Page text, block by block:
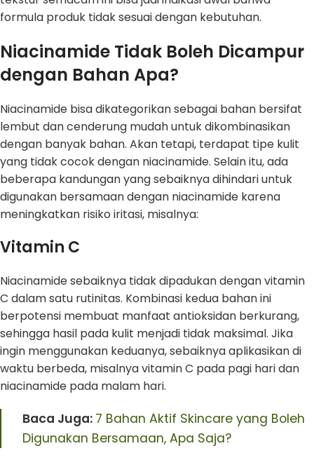
formula produk tidak sesuai dengan kebutuhan.
Niacinamide Tidak Boleh Dicampur
dengan Bahan Apa?
Niacinamide bisa dikategorikan sebagai bahan bersifat
lembut dan cenderung mudah untuk dikombinasikan
dengan banyak bahan. Akan tetapi, terdapat tipe kulit
yang tidak cocok dengan niacinamide. Selain itu, ada
beberapa kandungan yang sebaiknya dihindari untuk
digunakan bersamaan dengan niacinamide karena
meningkatkan risiko iritasi, misalnya:
Vitamin C
Niacinamide sebaiknya tidak dipadukan dengan vitamin
C dalam satu rutinitas. Kombinasi kedua bahan ini
berpotensi membuat manfaat antioksidan berkurang,
sehingga hasil pada kulit menjadi tidak maksimal. Jika
ingin menggunakan keduanya, sebaiknya aplikasikan di
waktu berbeda, misalnya vitamin C pada pagi hari dan
niacinamide pada malam hari.
Baca Juga: 7 Bahan Aktif Skincare yang Boleh
Digunakan Bersamaan, Apa Saja?